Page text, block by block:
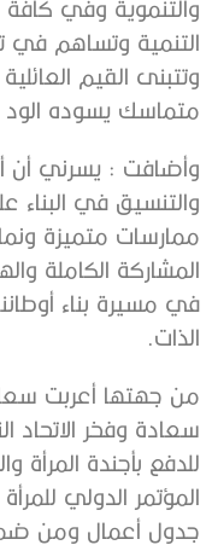
والتنموية وفي كافة
التنمية وتساهم في
وتتبنى القيم
متماسك يسوده الود
وأضافت : يسرني أن
والتنسيق في البناء
ممارسات متميزة
المشاركة الكاملة
في مسيرة بناء
الذات.
من جهتها أعربت
سعادة وفخر الاتحاد
للدفع بأجندة المرأة
المؤتمر الدولي
جدول أعمال ومن